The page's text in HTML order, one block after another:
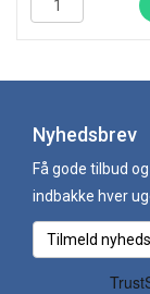
Nyhedsbrev
Få gode tilbud
indbakke hver
Tilmeld